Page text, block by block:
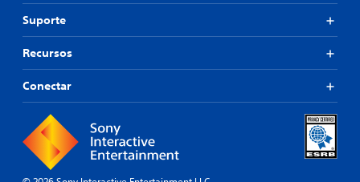
Suporte
Recursos
Conectar